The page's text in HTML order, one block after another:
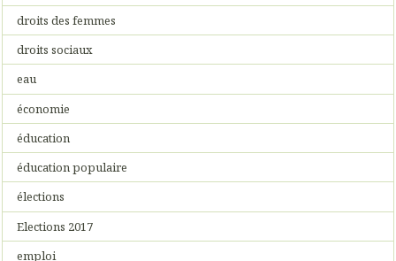
droits des femmes
droits sociaux
eau
économie
éducation
éducation populaire
élections
Elections 2017
emploi